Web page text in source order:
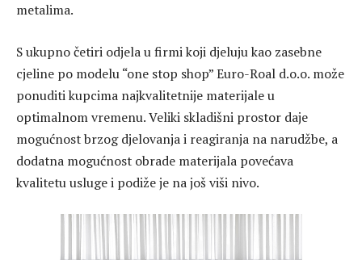
metalima.
S ukupno četiri odjela u firmi koji djeluju kao zasebne
cjeline po modelu “one stop shop” Euro-Roal d.o.o. može
ponuditi kupcima najkvalitetnije materijale u
optimalnom vremenu. Veliki skladišni prostor daje
mogućnost brzog djelovanja i reagiranja na narudžbe, a
dodatna mogućnost obrade materijala povećava
kvalitetu usluge i podiže je na još viši nivo.